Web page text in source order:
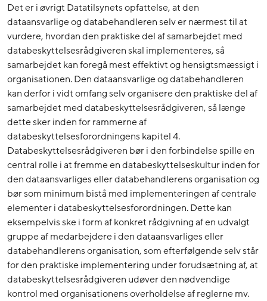
Det er i øvrigt Datatilsynets opfattelse, at den
dataansvarlige og databehandleren selv er nærmest til at
vurdere, hvordan den praktiske del af samarbejdet med
databeskyttelsesrådgiveren skal implementeres, så
samarbejdet kan foregå mest effektivt og hensigtsmæssigt i
organisationen. Den dataansvarlige og databehandleren
kan derfor i vidt omfang selv organisere den praktiske del af
samarbejdet med databeskyttelsesrådgiveren, så længe
dette sker inden for rammerne af
databeskyttelsesforordningens kapitel 4.
Databeskyttelsesrådgiveren bør i den forbindelse spille en
central rolle i at fremme en databeskyttelseskultur inden for
den dataansvarliges eller databehandlerens organisation og
bør som minimum bistå med implementeringen af centrale
elementer i databeskyttelsesforordningen. Dette kan
eksempelvis ske i form af konkret rådgivning af en udvalgt
gruppe af medarbejdere i den dataansvarliges eller
databehandlerens organisation, som efterfølgende selv står
for den praktiske implementering under forudsætning af, at
databeskyttelsesrådgiveren udøver den nødvendige
kontrol med organisationens overholdelse af reglerne mv.